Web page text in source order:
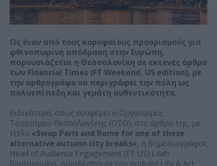
Ως έναν από τους κορυφαίους προορισμούς για
φθινοπωρινή απόδραση στην Ευρώπη,
παρουσιάζεται η Θεσσαλονίκη σε εκτενές άρθρο
των Financial Times (FT Weekend, US edition), με
την αρθρογράφο να περιγράφει την πόλη ως
πολυεπίπεδη και γεμάτη αυθεντικότητα.
Ειδικότερα, όπως αναφέρει ο Οργανισμός
Τουρισμού Θεσσαλονίκης (ΟΤΘ), στο άρθρο της, με
τίτλο «Swap Paris and Rome for one of these
alternative autumn city breaks», η δημοσιογράφος
Head of Audience Engagement (FT US) Lilah
Raptopoulos, οικοδέσποινα του podcast Life & Art